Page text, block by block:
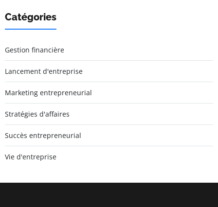
Catégories
Gestion financière
Lancement d'entreprise
Marketing entrepreneurial
Stratégies d'affaires
Succès entrepreneurial
Vie d'entreprise